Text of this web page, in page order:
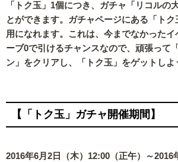
「トク玉」1個につき、ガチャ「リコルの
とができます。ガチャページにある「トク
用になれます。これは、今までなかった
ーブ0で引けるチャンスなので、頑張って
ン」をクリアし、「トク玉」をゲットしよ
【「トク玉」ガチャ開催期間】
2016年6月2日（木）12:00（正午）～2016